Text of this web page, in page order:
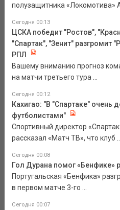
полузащитника «Локомотива»
Сегодня 00:13
ЦСКА победит "Ростов",
"Спартак", "Зенит" разгромит
РПЛ
Вашему вниманию прогноз
на матчи третьего тура ...
Сегодня 00:12
Кахигао: "В "Спартаке"
футболистами"
Спортивный директор
рассказал «Матч ТВ», что клуб ...
Сегодня 00:08
Гол Дурана помог «Бенфике»
Португальская «Бенфика»
в первом матче 3-го ...
Сегодня 00:07